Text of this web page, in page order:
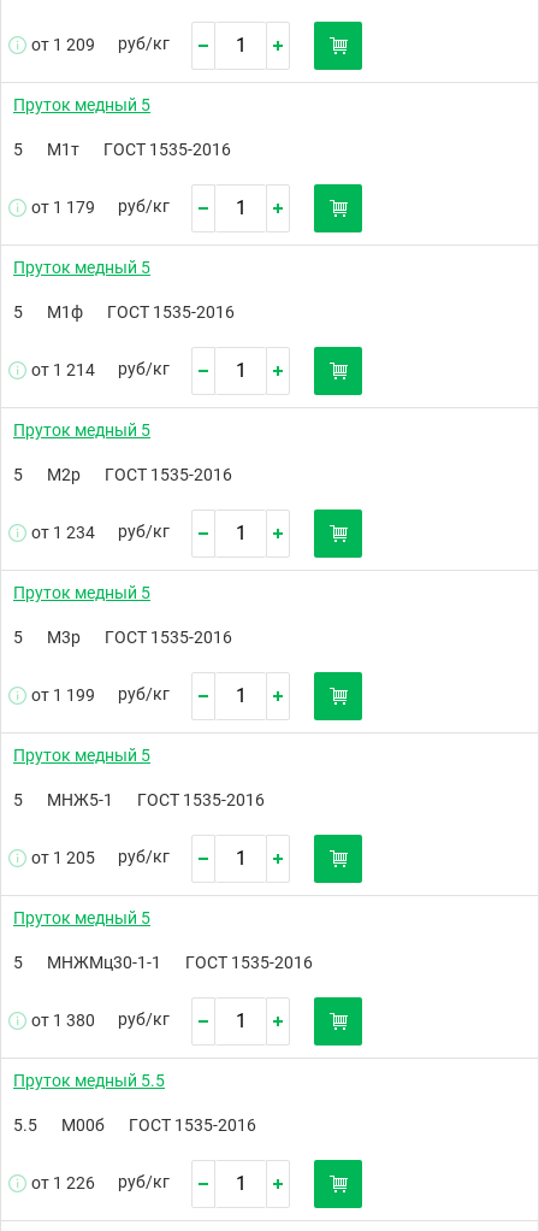
от 1 209 руб/кг
Пруток медный 5
5 М1т ГОСТ 1535-2016
от 1 179 руб/кг
Пруток медный 5
5 М1ф ГОСТ 1535-2016
от 1 214 руб/кг
Пруток медный 5
5 М2р ГОСТ 1535-2016
от 1 234 руб/кг
Пруток медный 5
5 М3р ГОСТ 1535-2016
от 1 199 руб/кг
Пруток медный 5
5 МНЖ5-1 ГОСТ 1535-2016
от 1 205 руб/кг
Пруток медный 5
5 МНЖМц30-1-1 ГОСТ 1535-2016
от 1 380 руб/кг
Пруток медный 5.5
5.5 М00б ГОСТ 1535-2016
от 1 226 руб/кг